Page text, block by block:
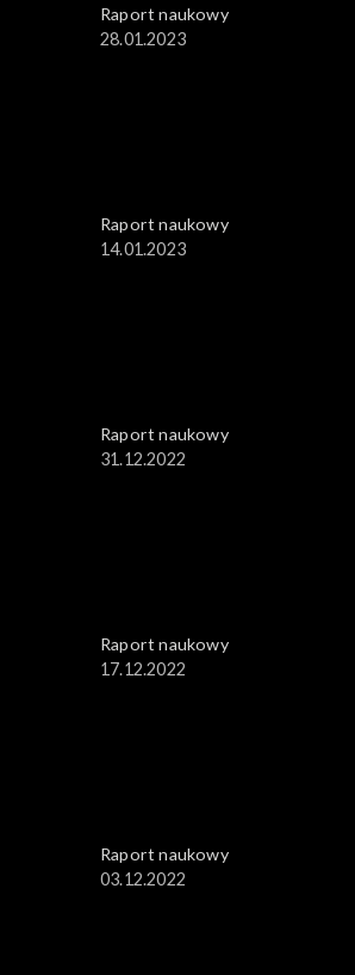
Raport naukowy
28.01.2023
Raport naukowy
14.01.2023
Raport naukowy
31.12.2022
Raport naukowy
17.12.2022
Raport naukowy
03.12.2022